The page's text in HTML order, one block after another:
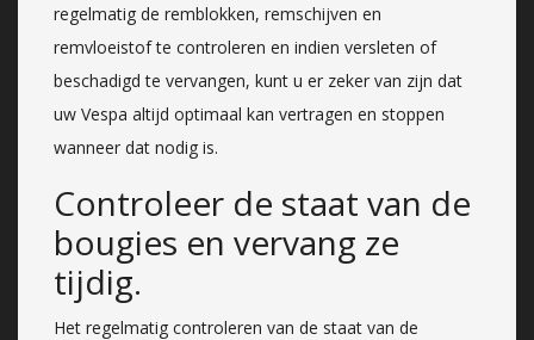
regelmatig de remblokken, remschijven en
remvloeistof te controleren en indien versleten of
beschadigd te vervangen, kunt u er zeker van zijn dat
uw Vespa altijd optimaal kan vertragen en stoppen
wanneer dat nodig is.
Controleer de staat van de
bougies en vervang ze
tijdig.
Het regelmatig controleren van de staat van de